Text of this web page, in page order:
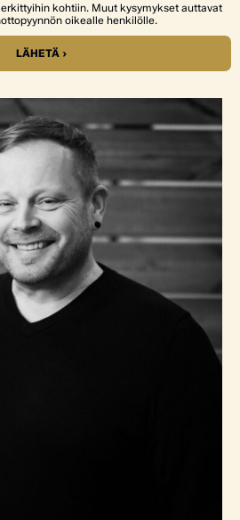
kohtiin. Muut kysymykset auttavat
oikealle henkilölle.
LÄHETÄ ›